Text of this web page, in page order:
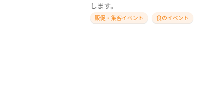
します。
販促・集客イベント 食のイベント